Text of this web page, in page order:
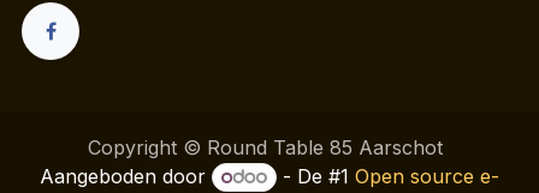
Copyright © Round Table 85 Aarschot
Aangeboden door
- De #1Open source e-